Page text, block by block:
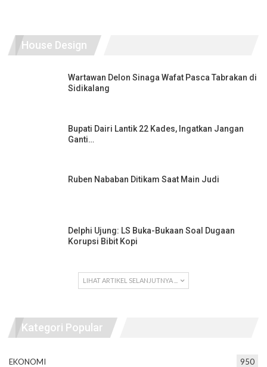
House Design
Wartawan Delon Sinaga Wafat Pasca Tabrakan di
Sidikalang
Bupati Dairi Lantik 22 Kades, Ingatkan Jangan
Ganti…
Ruben Nababan Ditikam Saat Main Judi
Delphi Ujung: LS Buka-Bukaan Soal Dugaan
Korupsi Bibit Kopi
LIHAT ARTIKEL SELANJUTNYA ...
Kategori Popular
EKONOMI 950